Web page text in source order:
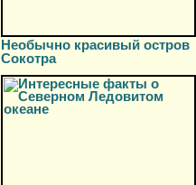
Необычно красивый остров
Сокотра